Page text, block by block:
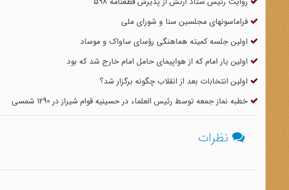
فراماسونهای مجلسین سنا و شورای ملی
اولین جلسه کمیته هماهنگی رؤسای ساواک و موساد
اولین یار امام که از هواپیمای حامل امام خارج شد که بود
اولین انتخابات بعد از انقلاب چگونه برگزار شد؟
خطبه نماز جمعه توسط رئیس العلماء در حسینیه قوام شیراز در 1290 شمسی
نظرات